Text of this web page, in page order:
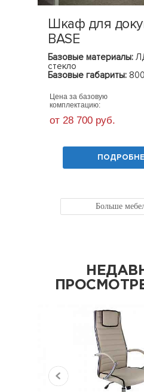
Шкаф для
BASE
Базовые материалы:
стекло
Базовые габариты:
Цена за базовую
комплектацию:
от 28 700 руб.
Больше